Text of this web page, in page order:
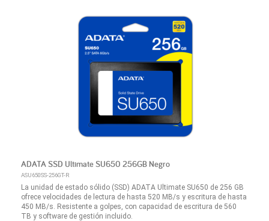
ADATA SSD Ultimate SU650 256GB Negro
ASU650SS-256GT-R
La unidad de estado sólido (SSD) ADATA Ultimate SU650 de 256 GB
ofrece velocidades de lectura de hasta 520 MB/s y escritura de hasta
450 MB/s. Resistente a golpes, con capacidad de escritura de 560
TB y software de gestión incluido.